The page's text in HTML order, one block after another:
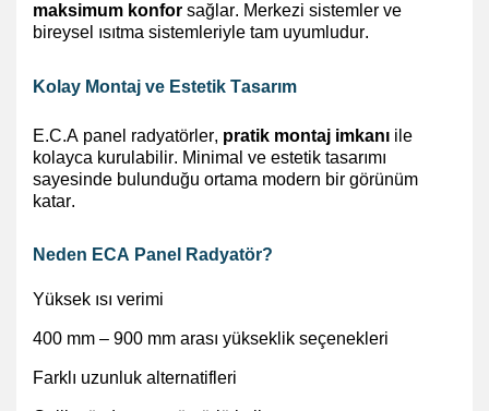
maksimum konfor sağlar. Merkezi sistemler ve
bireysel ısıtma sistemleriyle tam uyumludur.
Kolay Montaj ve Estetik Tasarım
E.C.A panel radyatörler, pratik montaj imkanı ile
kolayca kurulabilir. Minimal ve estetik tasarımı
sayesinde bulunduğu ortama modern bir görünüm
katar.
Neden ECA Panel Radyatör?
Yüksek ısı verimi
400 mm – 900 mm arası yükseklik seçenekleri
Farklı uzunluk alternatifleri